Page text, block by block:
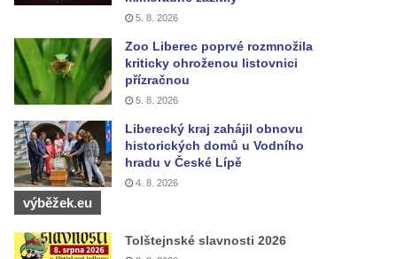
5. 8. 2026
Zoo Liberec poprvé rozmnožila
kriticky ohroženou listovnici
přízračnou
5. 8. 2026
Liberecký kraj zahájil obnovu
historických domů u Vodního
hradu v České Lípě
4. 8. 2026
výběžek.eu
Tolštejnské slavnosti 2026